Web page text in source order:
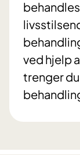
ved hjelp
trenger